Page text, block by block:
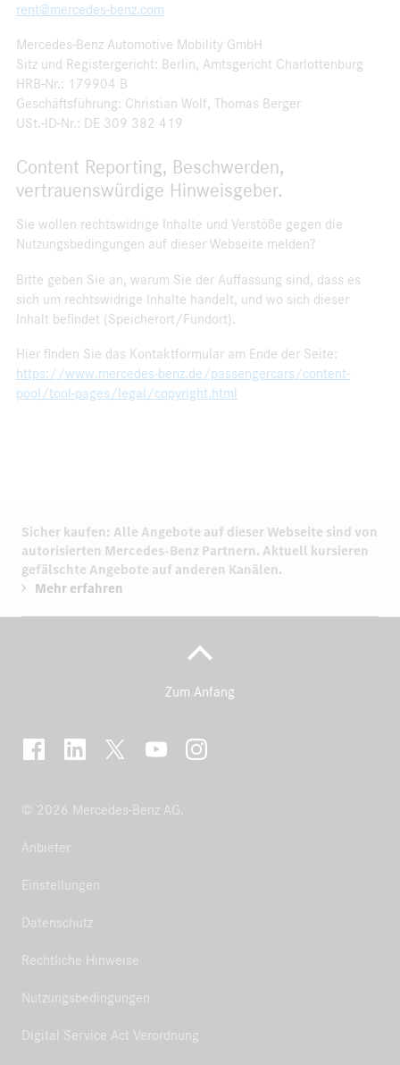
rent@mercedes-benz.com
Mercedes-Benz Automotive Mobility GmbH
Sitz und Registergericht: Berlin, Amtsgericht Charlottenburg
HRB-Nr.: 179904 B
Geschäftsführung: Christian Wolf, Thomas Berger
USt.-ID-Nr.: DE 309 382 419
Content Reporting, Beschwerden,
vertrauenswürdige Hinweisgeber.
Sie wollen rechtswidrige Inhalte und Verstöße gegen die
Nutzungsbedingungen auf dieser Webseite melden?
Bitte geben Sie an, warum Sie der Auffassung sind, dass es
sich um rechtswidrige Inhalte handelt, und wo sich dieser
Inhalt befindet (Speicherort/Fundort).
Hier finden Sie das Kontaktformular am Ende der Seite:
https://www.mercedes-benz.de/passengercars/content-
pool/tool-pages/legal/copyright.html
Sicher kaufen: Alle Angebote auf dieser Webseite sind von
autorisierten Mercedes-Benz Partnern. Aktuell kursieren
gefälschte Angebote auf anderen Kanälen.
Mehr erfahren
Zum Anfang
© 2026 Mercedes-Benz AG.
Anbieter
Einstellungen
Datenschutz
Rechtliche Hinweise
Nutzungsbedingungen
Digital Service Act Verordnung